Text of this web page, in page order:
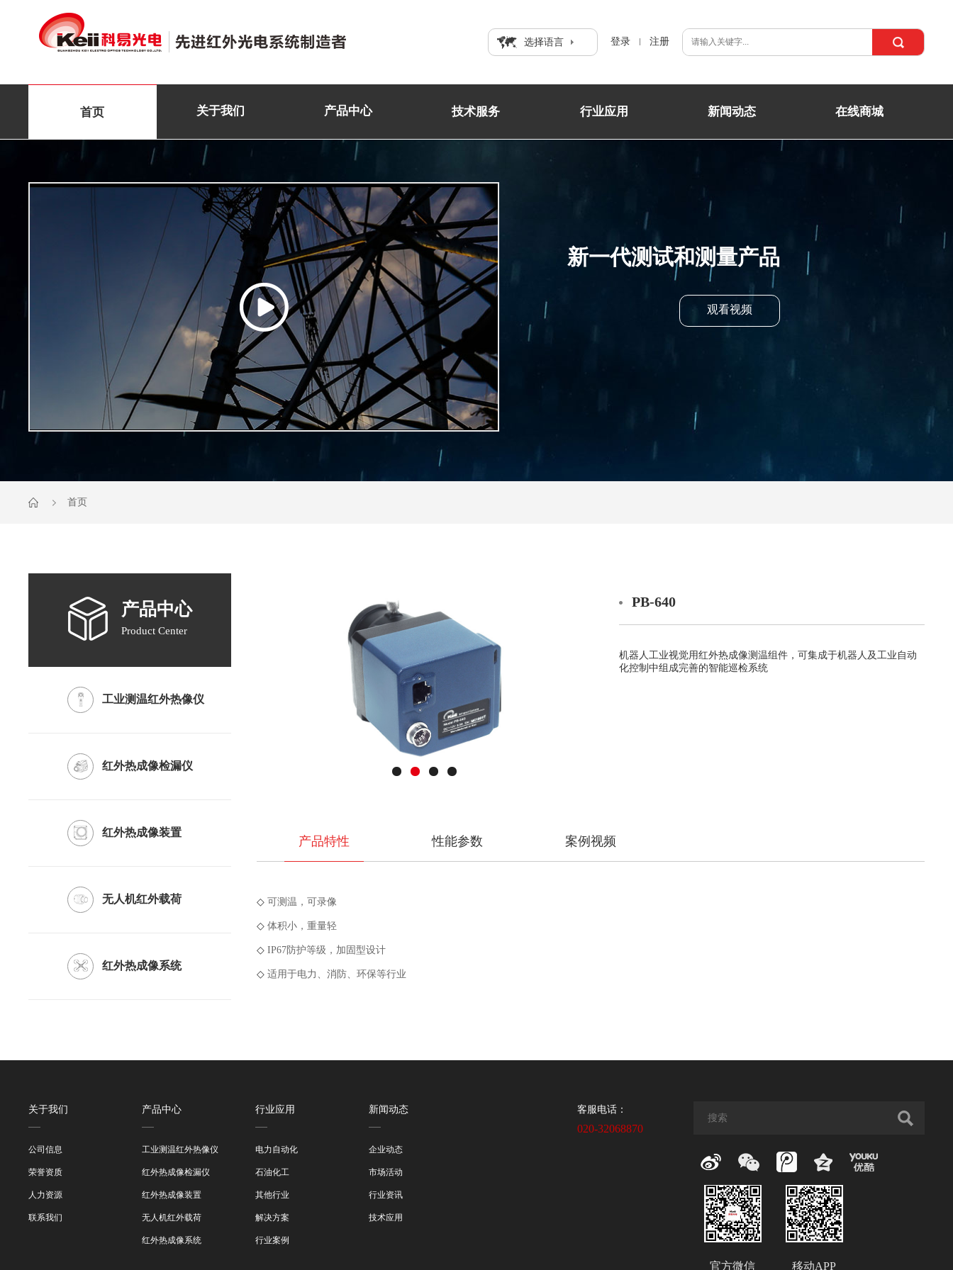
选择语言 登录 注册
首页 关于我们 产品中心 技术服务 行业应用 新闻动态 在线商城
新一代测试和测量产品
观看视频
首页
产品中心
Product Center
工业测温红外热像仪
红外热成像检漏仪
红外热成像装置
无人机红外载荷
红外热成像系统
Previous
PB-640
化控制中组成完善的智能巡检系统
产品特性 性能参数 案例视频
◇ 可测温，可录像
◇ 体积小，重量轻
◇ IP67防护等级，加固型设计
◇ 适用于电力、消防、环保等行业
关于我们
公司信息
荣誉资质
人力资源
联系我们
产品中心
工业测温红外热像仪
红外热成像检漏仪
红外热成像装置
无人机红外载荷
红外热成像系统
行业应用
电力自动化
石油化工
其他行业
解决方案
行业案例
新闻动态
企业动态
市场活动
行业资讯
技术应用
客服电话：
020-32068870
官方微信 移动APP